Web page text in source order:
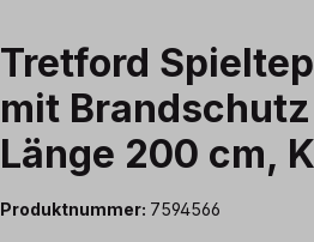
Tretford
mit
Länge 200 cm,
Produktnummer: 7594566